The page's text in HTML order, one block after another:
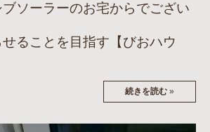
ソーラーのお宅からでござい
ることを目指す【びおハウ
続きを読む »